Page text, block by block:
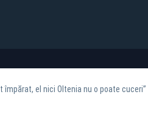
împărat, el nici Oltenia nu o poate cuceri”